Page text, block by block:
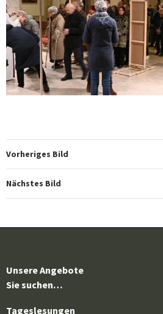
Vorheriges Bild
Nächstes Bild
Unsere Angebote
Sie suchen…
Tageslesungen